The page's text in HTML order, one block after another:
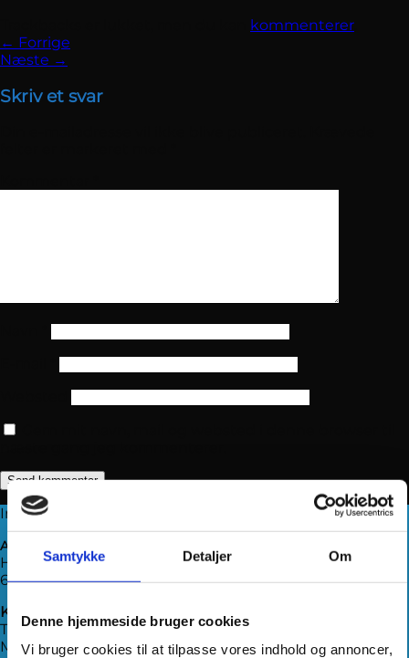
Samtykke Detaljer Om
Denne hjemmeside bruger cookies
Vi bruger cookies til at tilpasse vores indhold og annoncer,
kommenterer
← Forrige
Næste →
Skriv et svar
Information
Adresse
Haderslevvej 78, st.
6200 Aabenraa
Kontakt os
Telefon:71 99 75 88
Mail: kundeservice@hjemmeudstyr.dk